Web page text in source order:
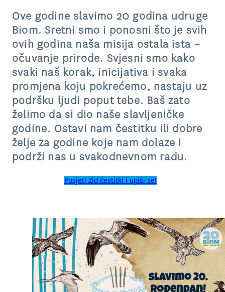
Ove godine slavimo 20 godina udruge
Biom. Sretni smo i ponosni što je svih
ovih godina naša misija ostala ista –
očuvanje prirode. Svjesni smo kako
svaki naš korak, inicijativa i svaka
promjena koju pokrećemo, nastaju uz
podršku ljudi poput tebe. Baš zato
želimo da si dio naše slavljeničke
godine. Ostavi nam čestitku ili dobre
želje za godine koje nam dolaze i
podrži nas u svakodnevnom radu.
Posjeti Zid čestitki i upiši se!